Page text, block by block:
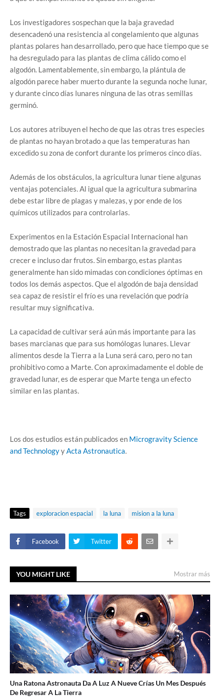
Los investigadores sospechan que la baja gravedad
desencadenó una resistencia al congelamiento que algunas
plantas polares han desarrollado, pero que hace tiempo que se
ha desregulado para las plantas de clima cálido como el
algodón. Lamentablemente, sin embargo, la plántula de
algodón parece haber muerto durante la segunda noche lunar,
y durante cinco días lunares ninguna de las otras semillas
germinó.
Los autores atribuyen el hecho de que las otras tres especies
de plantas no hayan brotado a que las temperaturas han
excedido su zona de confort durante los primeros cinco días.
Además de los obstáculos, la agricultura lunar tiene algunas
ventajas potenciales. Al igual que la agricultura submarina
debe estar libre de plagas y malezas, y por ende de los
químicos utilizados para controlarlas.
Experimentos en la Estación Espacial Internacional han
demostrado que las plantas no necesitan la gravedad para
crecer e incluso dar frutos. Sin embargo, estas plantas
generalmente han sido mimadas con condiciones óptimas en
todos los demás aspectos. Que el algodón de baja densidad
sea capaz de resistir el frío es una revelación que podría
resultar muy significativa.
La capacidad de cultivar será aún más importante para las
bases marcianas que para sus homólogas lunares. Llevar
alimentos desde la Tierra a la Luna será caro, pero no tan
prohibitivo como a Marte. Con aproximadamente el doble de
gravedad lunar, es de esperar que Marte tenga un efecto
similar en las plantas.
Los dos estudios están publicados en Microgravity Science
and TechnologyyActa Astronautica.
Tags exploracion espacial la luna mision a la luna
Facebook Twitter
YOU MIGHT LIKE Mostrar más
Una Ratona Astronauta Da A Luz A Nueve Crías Un Mes Después
De Regresar A La Tierra